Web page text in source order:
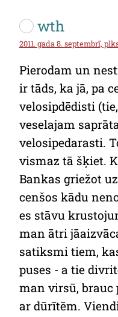
wth
2011. gada 8. septembrī,
Pierodam un
ir tāds, ka jā, pa
velosipdēdisti
veselajam
velosipedarasti.
vismaz tā šķiet.
Bankas griežot
cenšos kādu
es stāvu
man ātri
satiksmi tiem,
puses - a tie
man virsū, brauc
ar dūrītēm.